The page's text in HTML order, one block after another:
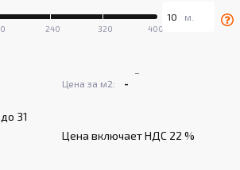
до 31
Цена за м2: -
-
Цена включает НДС 22 %